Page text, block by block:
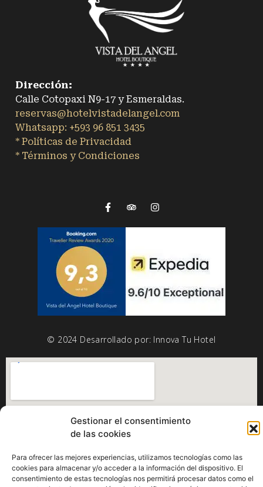
Gestionar el consentimiento
de las cookies
Para ofrecer las mejores experiencias, utilizamos tecnologías como las
cookies para almacenar y/o acceder a la información del dispositivo. El
consentimiento de estas tecnologías nos permitirá procesar datos como el
Dirección:
Calle Cotopaxi N9-17 y Esmeraldas.
reservas@hotelvistadelangel.com
Whatsapp: +593 96 851 3435
* Políticas de Privacidad
* Términos y Condiciones
© 2024 Desarrollado por: Innova Tu Hotel